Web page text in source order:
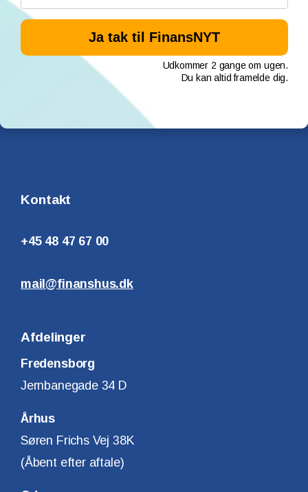
Udkommer 2 gange om ugen.
Du kan altid framelde dig.
Kontakt
+45 48 47 67 00
mail@finanshus.dk
Afdelinger
Fredensborg
Jernbanegade 34 D
Århus
Søren Frichs Vej 38K
(Åbent efter aftale)